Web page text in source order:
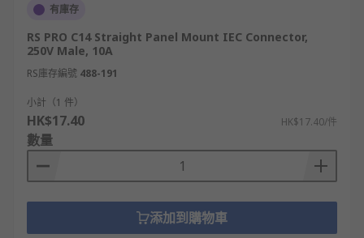
有庫存
RS PRO C14 Straight Panel Mount IEC Connector,
250V Male, 10A
RS庫存編號 488-191
小計（1 件）
HK$17.40 HK$17.40/件
數量
添加到購物車